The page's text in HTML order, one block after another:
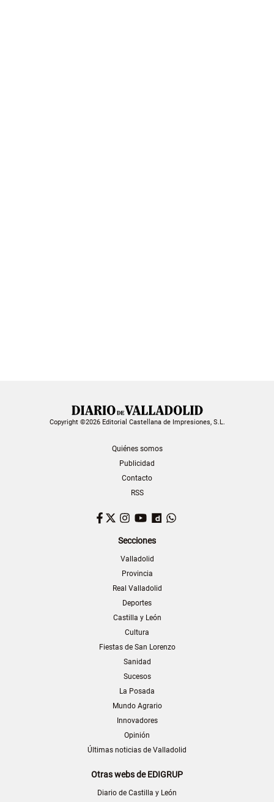
Copyright ©2026 Editorial Castellana de Impresiones, S.L.
Quiénes somos
Publicidad
Contacto
RSS
Facebook
TwitterInstagram
YouTubeDailymotion
Secciones
Valladolid
Provincia
Real Valladolid
Deportes
Castilla y León
Cultura
Fiestas de San Lorenzo
Sanidad
Sucesos
La Posada
Mundo Agrario
Innovadores
Opinión
Últimas noticias de Valladolid
Otras webs de EDIGRUP
Diario de Castilla y León